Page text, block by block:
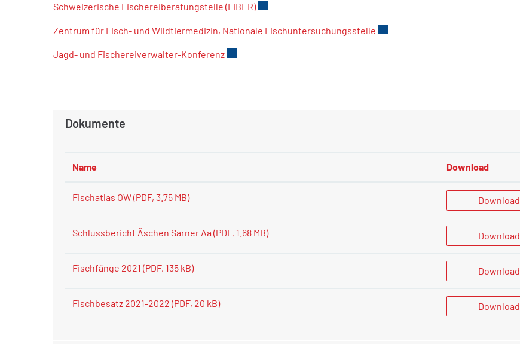
Schweizerische Fischereiberatungstelle (FIBER)Externer Link wird in einem neuen Fenster geöffnet.
Zentrum für Fisch- und Wildtiermedizin, Nationale Fischuntersuchungsstelle
Jagd- und Fischereiverwalter-Konferenz
Dokumente
Name Download
Fischatlas OW(PDF, 3.75 MB) Download
Schlussbericht Äschen Sarner Aa (PDF, 1.68 MB) Download
Fischfänge 2021 (PDF, 135 kB) Download
Fischbesatz 2021-2022 (PDF, 20 kB) Download